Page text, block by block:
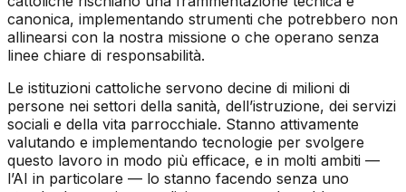
canonica, implementando strumenti che potrebbero non
allinearsi con la nostra missione o che operano senza
linee chiare di responsabilità.
Le istituzioni cattoliche servono decine di milioni di
persone nei settori della sanità, dell’istruzione, dei servizi
sociali e della vita parrocchiale. Stanno attivamente
valutando e implementando tecnologie per svolgere
questo lavoro in modo più efficace, e in molti ambiti —
l’AI in particolare — lo stanno facendo senza uno